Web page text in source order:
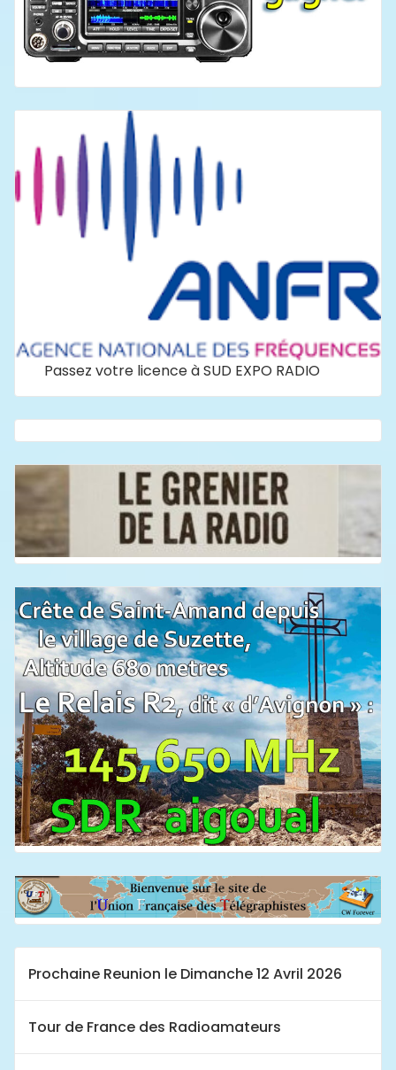
Passez votre licence à SUD EXPO RADIO
Prochaine Reunion le Dimanche 12 Avril 2026
Tour de France des Radioamateurs